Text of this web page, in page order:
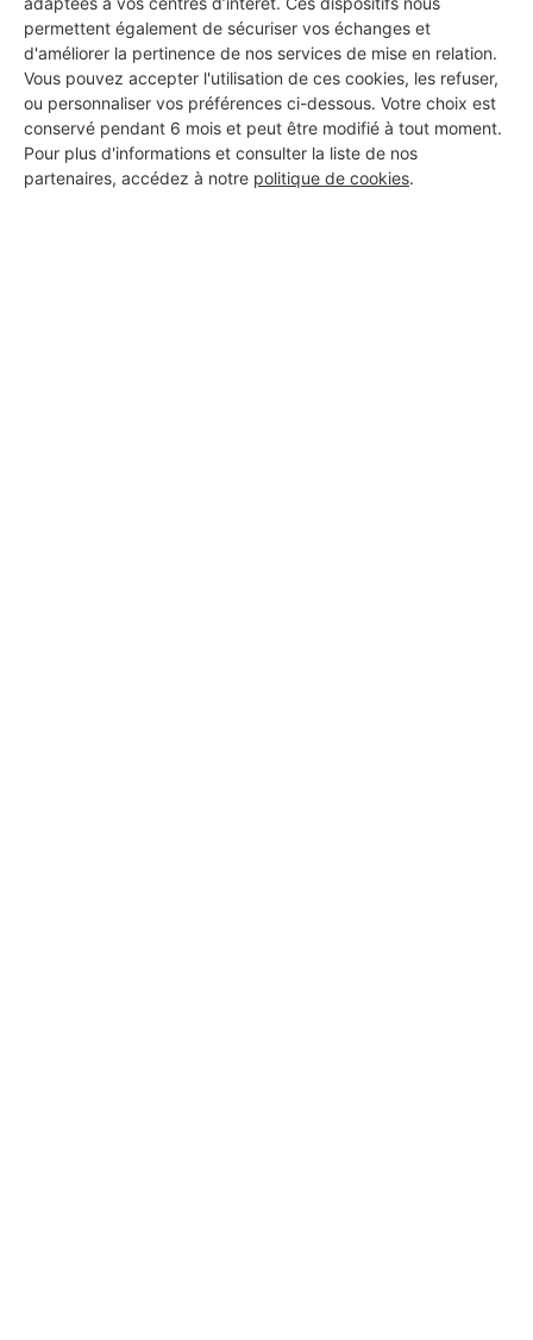
permettent également de sécuriser vos échanges et
d'améliorer la pertinence de nos services de mise en relation.
Vous pouvez accepter l'utilisation de ces cookies, les refuser,
ou personnaliser vos préférences ci-dessous. Votre choix est
conservé pendant 6 mois et peut être modifié à tout moment.
Pour plus d'informations et consulter la liste de nos
partenaires, accédez à notre politique de cookies.
BH BAT
Cergy
7 ans d'expérience
Voir sa fiche